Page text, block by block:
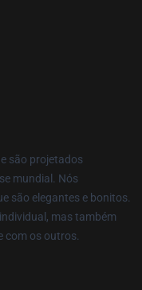
são projetados
mundial. Nós
são elegantes e bonitos.
mas também
com os outros.